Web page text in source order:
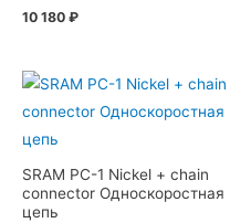
10 180 ₽
SRAM PC-1 Nickel + chain
connector Односкоростная
цепь